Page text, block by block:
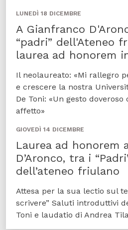
LUNEDÌ 18 DICEMBRE
A Gianfranco
“padri” dell'Ateneo
laurea ad honorem
Il neolaureato: «Mi rallegro
e crescere la nostra
De Toni: «Un gesto
affetto»
GIOVEDÌ 14 DICEMBRE
Laurea ad honorem
D’Aronco, tra i
dell’ateneo friulano
Attesa per la sua lectio sul
scrivere” Saluti introduttivi
Toni e laudatio di Andrea